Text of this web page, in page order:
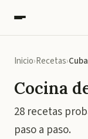
Inicio Recetas Cuba
Cocina
28 recetas
paso a paso.